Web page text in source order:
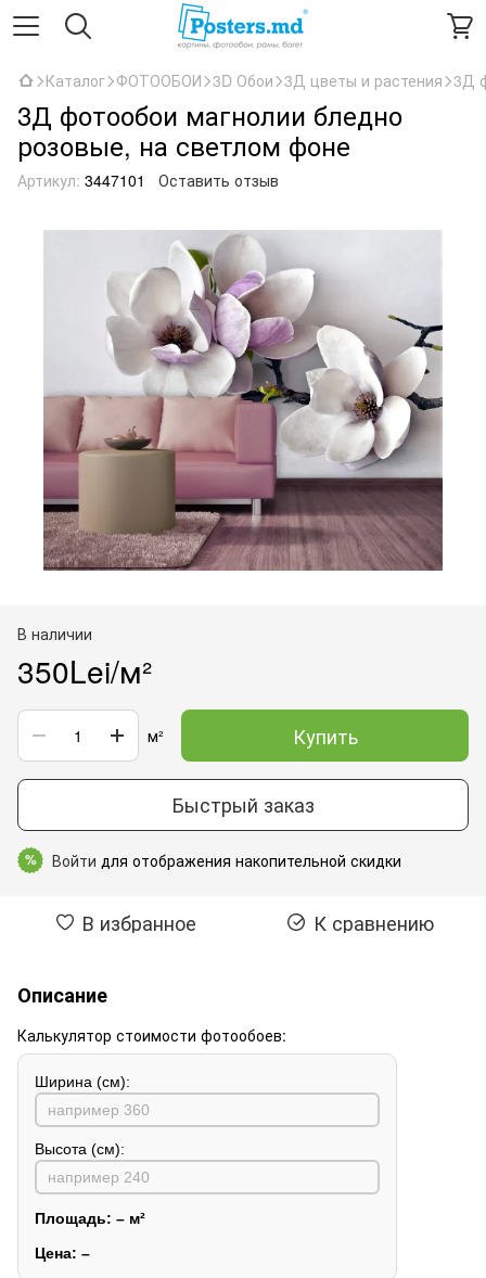
Каталог ФОТООБОИ 3D Обои 3Д цветы и растения 3Д
3Д фотообои магнолии бледно
розовые, на светлом фоне
Артикул: 3447101 Оставить отзыв
В наличии
350Lei/м²
м² Купить
Быстрый заказ
% Войти для отображения накопительной скидки
В избранное К сравнению
Описание
Калькулятор стоимости фотообоев:
Ширина (см):
Высота (см):
Площадь: – м²
Цена: –